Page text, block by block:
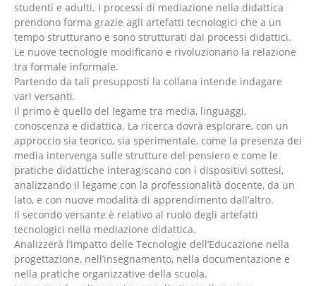
studenti e adulti. I processi di mediazione nella didattica
prendono forma grazie agli artefatti tecnologici che a un
tempo strutturano e sono strutturati dai processi didattici.
Le nuove tecnologie modificano e rivoluzionano la relazione
tra formale informale.
Partendo da tali presupposti la collana intende indagare
vari versanti.
Il primo è quello del legame tra media, linguaggi,
conoscenza e didattica. La ricerca dovrà esplorare, con un
approccio sia teorico, sia sperimentale, come la presenza dei
media intervenga sulle strutture del pensiero e come le
pratiche didattiche interagiscano con i dispositivi sottesi,
analizzando il legame con la professionalità docente, da un
lato, e con nuove modalità di apprendimento dall’altro.
Il secondo versante è relativo al ruolo degli artefatti
tecnologici nella mediazione didattica.
Analizzerà l’impatto delle Tecnologie dell’Educazione nella
progettazione, nell’insegnamento, nella documentazione e
nella pratiche organizzative della scuola.